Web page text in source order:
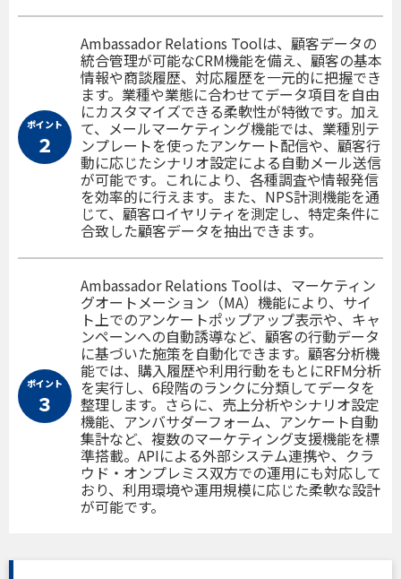
ポイント
２
Ambassador Relations Toolは、顧客データの
統合管理が可能なCRM機能を備え、顧客の基本
情報や商談履歴、対応履歴を一元的に把握でき
ます。業種や業態に合わせてデータ項目を自由
にカスタマイズできる柔軟性が特徴です。加え
て、メールマーケティング機能では、業種別テ
ンプレートを使ったアンケート配信や、顧客行
動に応じたシナリオ設定による自動メール送信
が可能です。これにより、各種調査や情報発信
を効率的に行えます。また、NPS計測機能を通
じて、顧客ロイヤリティを測定し、特定条件に
合致した顧客データを抽出できます。
ポイント
３
Ambassador Relations Toolは、マーケティン
グオートメーション（MA）機能により、サイ
ト上でのアンケートポップアップ表示や、キャ
ンペーンへの自動誘導など、顧客の行動データ
に基づいた施策を自動化できます。顧客分析機
能では、購入履歴や利用行動をもとにRFM分析
を実行し、6段階のランクに分類してデータを
整理します。さらに、売上分析やシナリオ設定
機能、アンバサダーフォーム、アンケート自動
集計など、複数のマーケティング支援機能を標
準搭載。APIによる外部システム連携や、クラ
ウド・オンプレミス双方での運用にも対応して
おり、利用環境や運用規模に応じた柔軟な設計
が可能です。